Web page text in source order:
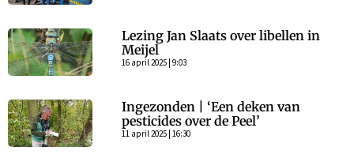
Lezing Jan Slaats over libellen in
Meijel
16 april 2025 | 9:03
Ingezonden | ‘Een deken van
pesticides over de Peel’
11 april 2025 | 16:30